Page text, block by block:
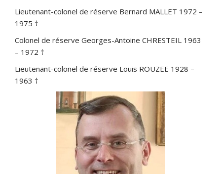
Lieutenant-colonel de réserve Bernard MALLET 1972 –
1975 †
Colonel de réserve Georges-Antoine CHRESTEIL 1963
– 1972 †
Lieutenant-colonel de réserve Louis ROUZEE 1928 –
1963 †